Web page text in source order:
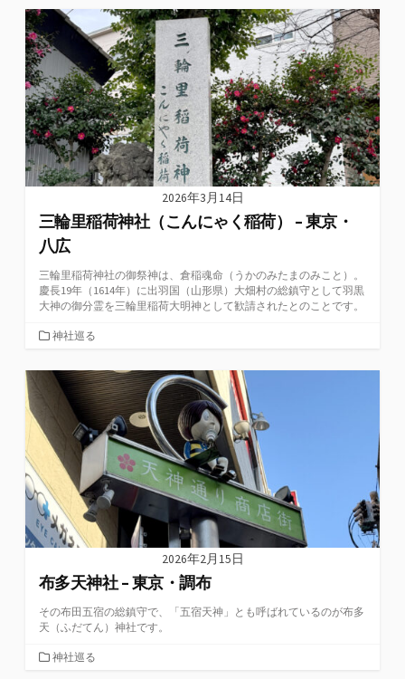
ゴ
ー
2026年3月14日
三輪里稲荷神社（こんにゃく稲荷） – 東京・
八広
三輪里稲荷神社の御祭神は、倉稲魂命（うかのみたまのみこと）。
慶長19年（1614年）に出羽国（山形県）大畑村の総鎮守として羽黒
大神の御分霊を三輪里稲荷大明神として歓請されたとのことです。
カ
ゴ
リ
神社巡る
2026年2月15日
布多天神社 – 東京・調布
その布田五宿の総鎮守で、「五宿天神」とも呼ばれているのが布多
天（ふだてん）神社です。
カ神社巡る